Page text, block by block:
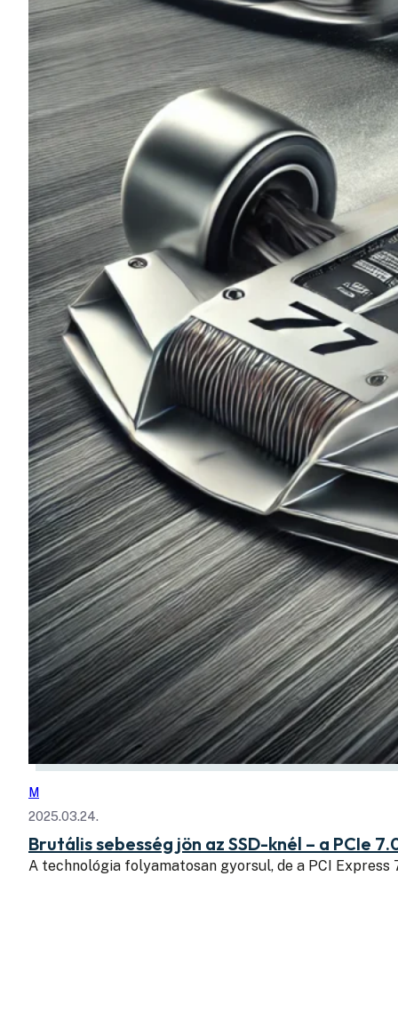
M
2025.03.24.
Brutális sebesség jön az SSD-knél – a PCIe
A technológia folyamatosan gyorsul, de a PCI Express